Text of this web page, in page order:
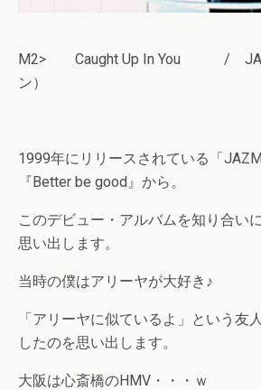
M2> Caught Up In You /
ン）
1999年にリリースされている「
『Better be good』から。
このデビュー・アルバムを知り合い
思い出します。
当時の僕はアリーヤが大好き♪
「アリーヤに似ているよ」という友
したのを思い出します。
大阪は心斎橋のHMV・・・ｗ